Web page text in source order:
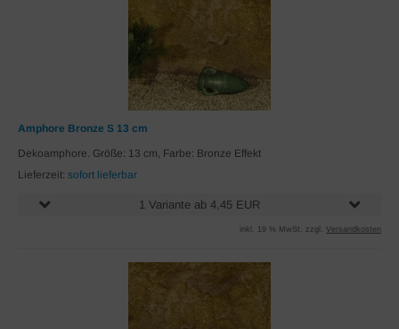
Amphore Bronze S 13 cm
Dekoamphore. Größe: 13 cm, Farbe: Bronze Effekt
Lieferzeit: sofort lieferbar
1 Variante ab 4,45 EUR
inkl. 19 % MwSt. zzgl. Versandkosten